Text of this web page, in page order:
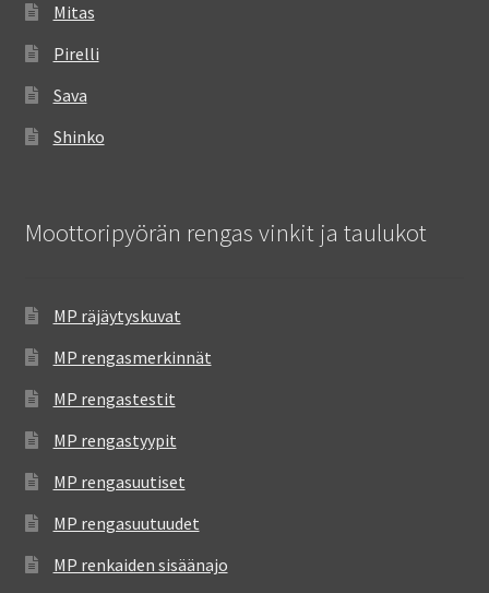
Mitas
Pirelli
Sava
Shinko
Moottoripyörän rengas vinkit ja taulukot
MP räjäytyskuvat
MP rengasmerkinnät
MP rengastestit
MP rengastyypit
MP rengasuutiset
MP rengasuutuudet
MP renkaiden sisäänajo